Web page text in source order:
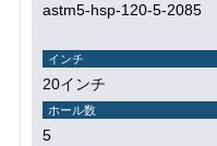
astm5-hsp-120-5-2085
インチ
20インチ
ホール数
5